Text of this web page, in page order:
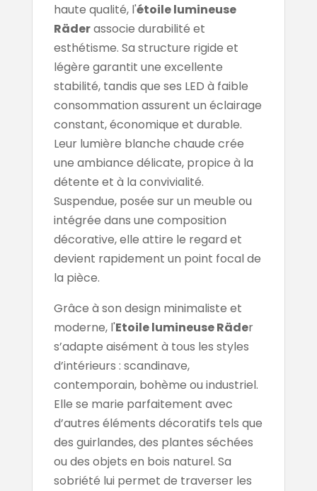
haute qualité, l'étoile lumineuse
Räderassocie durabilité et
esthétisme. Sa structure rigide et
légère garantit une excellente
stabilité, tandis que ses LED à faible
consommation assurent un éclairage
constant, économique et durable.
Leur lumière blanche chaude crée
une ambiance délicate, propice à la
détente et à la convivialité.
Suspendue, posée sur un meuble ou
intégrée dans une composition
décorative, elle attire le regard et
devient rapidement un point focal de
la pièce.
Grâce à son design minimaliste et
moderne, l'Etoile lumineuse Räder
s’adapte aisément à tous les styles
d’intérieurs : scandinave,
contemporain, bohème ou industriel.
Elle se marie parfaitement avec
d’autres éléments décoratifs tels que
des guirlandes, des plantes séchées
ou des objets en bois naturel. Sa
sobriété lui permet de traverser les